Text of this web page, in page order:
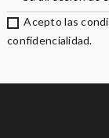
Acepto las
confidencialidad.